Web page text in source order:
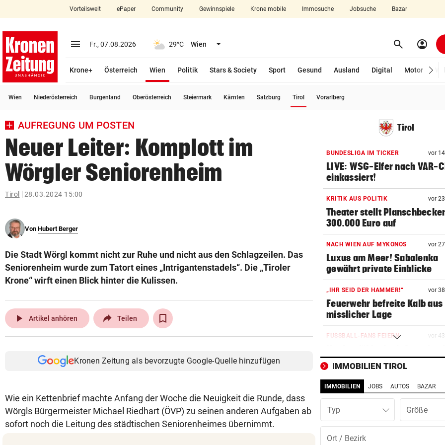
closeSchließen
account_circle Anmelden
arrow_right
bookmark
search
Suchbegriff
eingeben
© Krone Multimedia GmbH & Co KG 2026
Vorteilswelt ePaper Community Gewinnspiele Krone mobile Immosuche Jobsuche Bazar
menu Menü aufklappen
Fr., 07.08.2026 29°C Wien Menü aufklappen search Suchen
account_circle
Krone+ Österreich Wien
Politik
Stars & Society Sport Gesund Ausland Digital Motor
Wien Niederösterreich Burgenland Oberösterreich Steiermark Kärnten Salzburg Tirol Vorarlberg
AUFREGUNG UM POSTEN
Neuer Leiter: Komplott im
Wörgler Seniorenheim
Tirol 28.03.2024 15:00
Von Hubert Berger
Die Stadt Wörgl kommt nicht zur Ruhe und nicht aus den Schlagzeilen. Das
Seniorenheim wurde zum Tatort eines „Intrigantenstadels“. Die „Tiroler
Krone“ wirft einen Blick hinter die Kulissen.
play_arrow Artikel anhören Teilen
Kronen Zeitung als bevorzugte Google-Quelle hinzufügen
Wie ein Kettenbrief machte Anfang der Woche die Neuigkeit die Runde, dass
Wörgls Bürgermeister Michael Riedhart (ÖVP) zu seinen anderen Aufgaben ab
sofort noch die Leitung des städtischen Seniorenheimes übernimmt.
Tirol
BUNDESLIGA IM TICKER vor
LIVE: WSG-Elfer nach VAR-
einkassiert!
KRITIK AUS POLITIK vor
Theater stellt
300.000 Euro auf
NACH WIEN AUF MYKONOS vor
Luxus am Meer! Sabalenka
gewährt private Einblicke
„IHR SEID DER HAMMER!“ vor
Feuerwehr befreite Kalb aus
misslicher Lage
FUSSBALL-FANS FEIERN vor
eines Kult-Sponsors
LIEFERING VERLIERT
Enttäuschende Zweitliga-
Rückkehr nach Grödig
2. LIGA – 2. RUNDE vor
Fehlstart komplett! Nächste
IMMOBILIEN TIROL
IMMOBILIEN JOBS AUTOS BAZAR
Typ